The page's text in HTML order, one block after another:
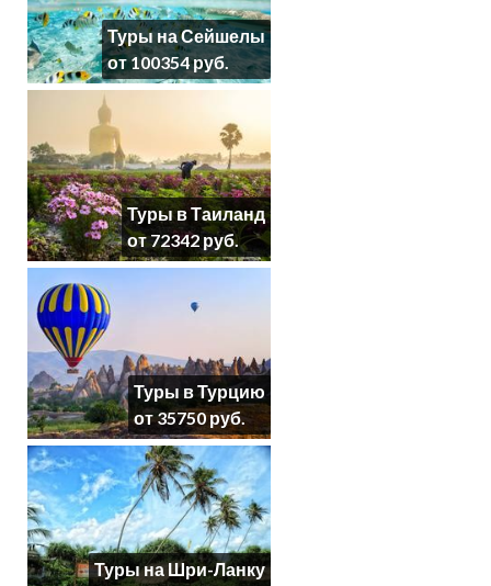
Туры на Сейшелы
от 100354 руб.
Туры в Таиланд
от 72342 руб.
Туры в Турцию
от 35750 руб.
Туры на Шри-Ланку